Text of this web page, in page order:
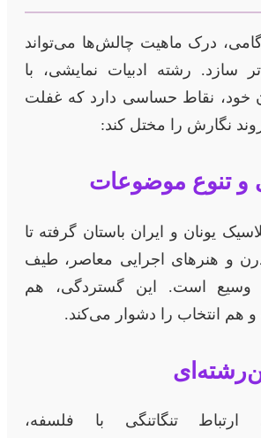
درک ماهیت چالش‌ها می‌تواند
سازد. رشته ادبیات نمایشی، با
خود، نقاط حساسی دارد که غفلت
نگارش را مختل کند:
یونان و ایران باستان گرفته تا
و هنرهای اجرایی معاصر، طیف
وسیع است. این گستردگی، هم
انتخاب را دشوار می‌کند.
ارتباط تنگاتنگی با فلسفه،